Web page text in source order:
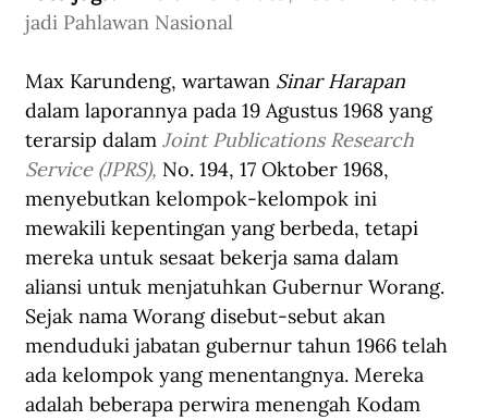
jadi Pahlawan Nasional
Max Karundeng, wartawan Sinar Harapan
dalam laporannya pada 19 Agustus 1968 yang
terarsip dalam Joint Publications Research
Service (JPRS), No. 194, 17 Oktober 1968,
menyebutkan kelompok-kelompok ini
mewakili kepentingan yang berbeda, tetapi
mereka untuk sesaat bekerja sama dalam
aliansi untuk menjatuhkan Gubernur Worang.
Sejak nama Worang disebut-sebut akan
menduduki jabatan gubernur tahun 1966 telah
ada kelompok yang menentangnya. Mereka
adalah beberapa perwira menengah Kodam